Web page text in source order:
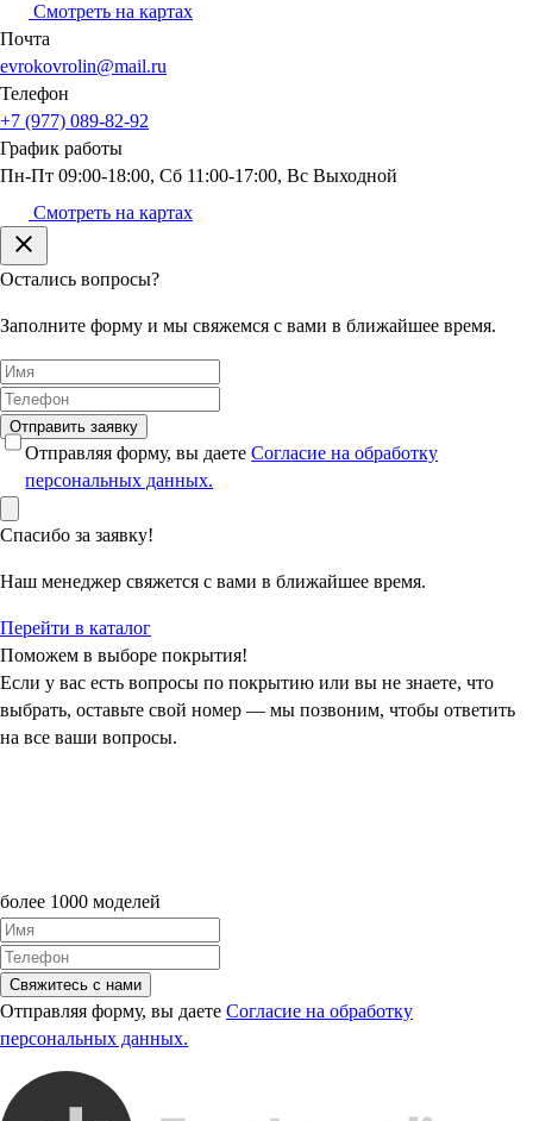
Смотреть на картах
Почта
evrokovrolin@mail.ru
Телефон
+7 (977) 089-82-92
График работы
Пн-Пт 09:00-18:00, Сб 11:00-17:00, Вс Выходной
Смотреть на картах
Остались вопросы?
Заполните форму и мы свяжемся с вами в ближайшее время.
Отправить заявку
Отправляя форму, вы даетеСогласие на обработку
персональных данных.
Спасибо за заявку!
Наш менеджер свяжется с вами в ближайшее время.
Перейти в каталог
Поможем в выборе покрытия!
Если у вас есть вопросы по покрытию или вы не знаете, что
выбрать, оставьте свой номер — мы позвоним, чтобы ответить
на все ваши вопросы.
более 1000 моделей
Свяжитесь с нами
Отправляя форму, вы даете Согласие на обработку
персональных данных.